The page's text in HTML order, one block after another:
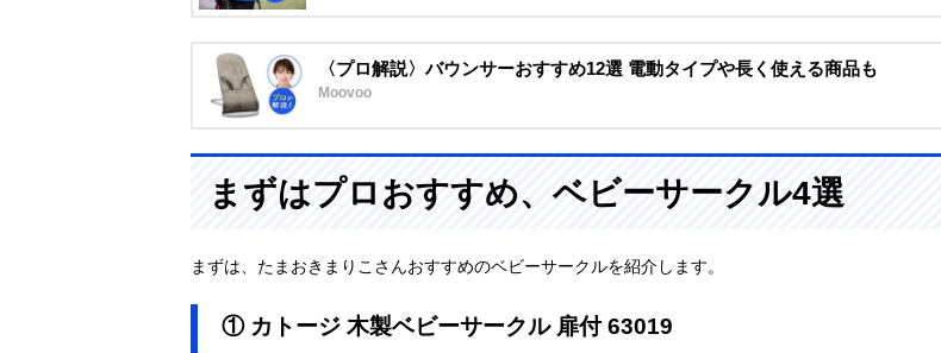
〈プロ解説〉バウンサーおすすめ12選 電動タイプや長く使える商品も
Moovoo
まずはプロおすすめ、ベビーサークル4選
まずは、たまおきまりこさんおすすめのベビーサークルを紹介します。
① カトージ 木製ベビーサークル 扉付 63019